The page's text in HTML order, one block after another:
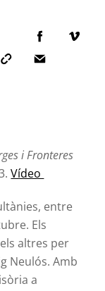
Icon
Icon
Icon
i Fronteres
Vídeo
entre
Els
altres per
Neulós. Amb
a